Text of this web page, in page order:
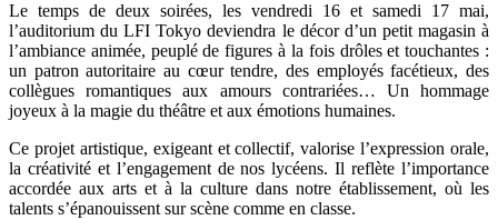
Le temps de deux soirées, les vendredi 16 et samedi 17 mai,
l’auditorium du LFI Tokyo deviendra le décor d’un petit magasin à
l’ambiance animée, peuplé de figures à la fois drôles et touchantes :
un patron autoritaire au cœur tendre, des employés facétieux, des
collègues romantiques aux amours contrariées… Un hommage
joyeux à la magie du théâtre et aux émotions humaines.
Ce projet artistique, exigeant et collectif, valorise l’expression orale,
la créativité et l’engagement de nos lycéens. Il reflète l’importance
accordée aux arts et à la culture dans notre établissement, où les
talents s’épanouissent sur scène comme en classe.